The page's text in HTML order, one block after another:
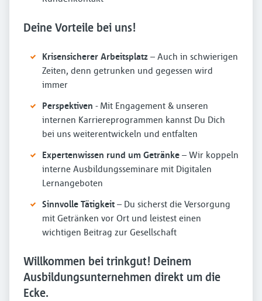
Deine Vorteile bei uns!
Krisensicherer Arbeitsplatz – Auch in schwierigen
Zeiten, denn getrunken und gegessen wird
immer
Perspektiven - Mit Engagement & unseren
internen Karriereprogrammen kannst Du Dich
bei uns weiterentwickeln und entfalten
Expertenwissen rund um Getränke – Wir koppeln
interne Ausbildungsseminare mit Digitalen
Lernangeboten
Sinnvolle Tätigkeit – Du sicherst die Versorgung
mit Getränken vor Ort und leistest einen
wichtigen Beitrag zur Gesellschaft
Willkommen bei trinkgut! Deinem
Ausbildungsunternehmen direkt um die
Ecke.